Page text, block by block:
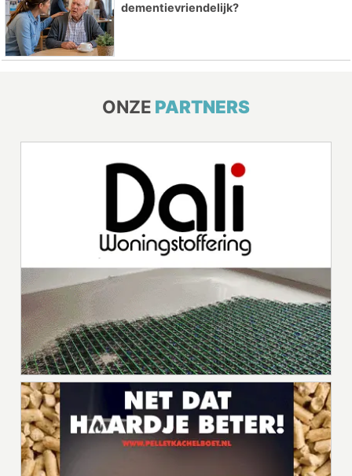
dementievriendelijk?
ONZE PARTNERS